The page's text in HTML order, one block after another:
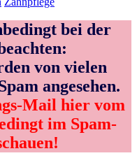
bei der
von vielen
angesehen.
Mail hier vom
im Spam-